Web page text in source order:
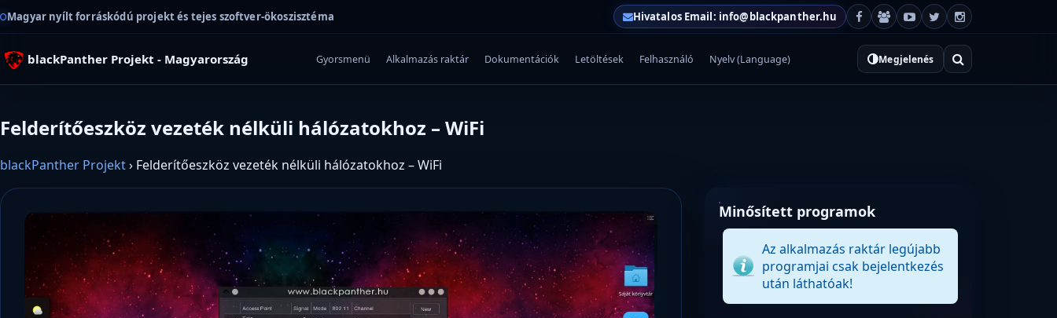
Magyar nyílt forráskódú projekt és tejes szoftver-ökoszisztéma Hivatalos Email: info@blackpanther.hu
blackPanther Projekt - Magyarország Gyorsmenü Alkalmazás raktár Dokumentációk Letöltések Felhasználó Nyelv (Language) Megjelenés
Felderítőeszköz vezeték nélküli hálózatokhoz – WiFi
blackPanther Projekt› Felderítőeszköz vezeték nélküli hálózatokhoz – WiFi
Minősített programok
Az alkalmazás raktár legújabb
programjai csak bejelentkezés
után láthatóak!